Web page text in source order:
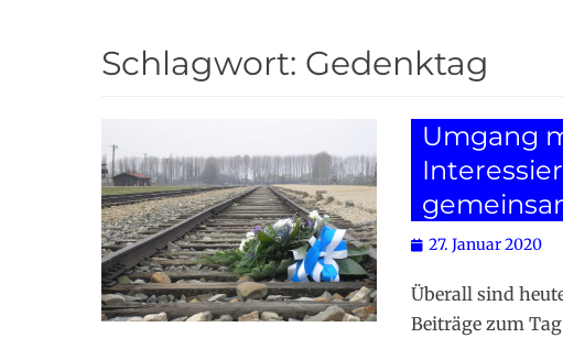
Schlagwort: Gedenktag
Umgang
Posted
27. Januar 2020
Überall sind
Beiträge zum